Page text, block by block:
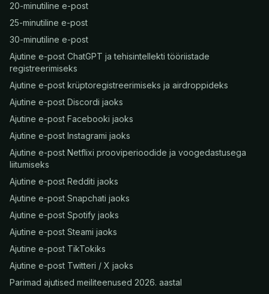
20-minutiline e-post
25-minutiline e-post
30-minutiline e-post
Ajutine e-post ChatGPT ja tehisintellekti tööriistade
registreerimiseks
Ajutine e-post krüptoregistreerimiseks ja airdroppideks
Ajutine e-post Discordi jaoks
Ajutine e-post Facebooki jaoks
Ajutine e-post Instagrami jaoks
Ajutine e-post Netflixi prooviperioodide ja voogedastusega
liitumiseks
Ajutine e-post Redditi jaoks
Ajutine e-post Snapchati jaoks
Ajutine e-post Spotify jaoks
Ajutine e-post Steami jaoks
Ajutine e-post TikTokiks
Ajutine e-post Twitteri / X jaoks
Parimad ajutised meiliteenused 2026. aastal